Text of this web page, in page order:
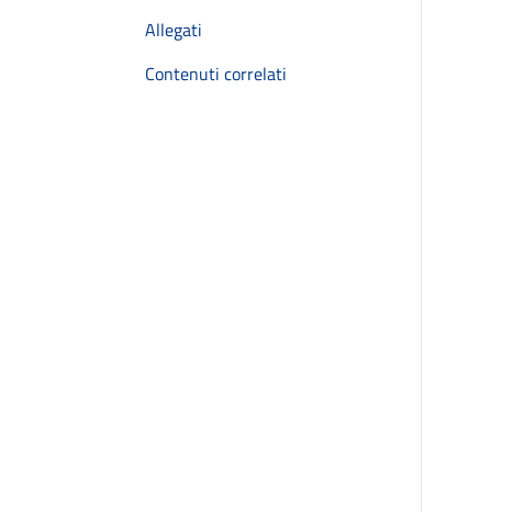
Allegati
Contenuti correlati